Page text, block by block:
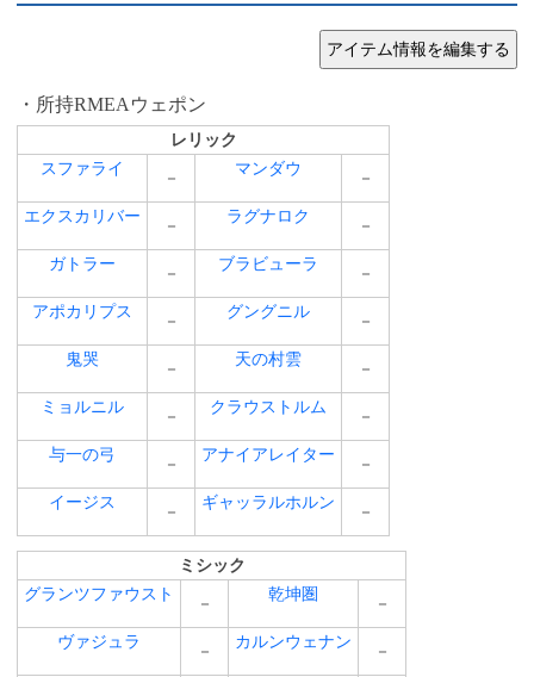
所持RMEAウェポン
レリック
スファライ
－
マンダウ
－
エクスカリバー
－
ラグナロク
－
ガトラー
－
ブラビューラ
－
アポカリプス
－
グングニル
－
鬼哭
－
天の村雲
－
ミョルニル
－
クラウストルム
－
与一の弓
－
アナイアレイター
－
イージス
－
ギャッラルホルン
－
ミシック
グランツファウスト
－
乾坤圏
－
ヴァジュラ
－
カルンウェナン
－